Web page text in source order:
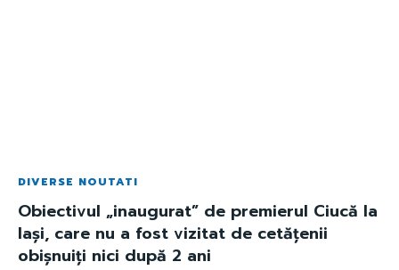
DIVERSE NOUTATI
Obiectivul „inaugurat” de premierul Ciucă la
Iași, care nu a fost vizitat de cetățenii
obișnuiți nici după 2 ani